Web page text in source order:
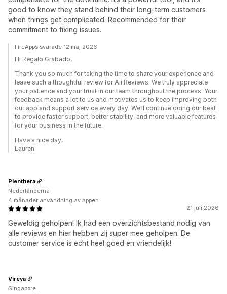
good to know they stand behind their long-term customers
when things get complicated. Recommended for their
commitment to fixing issues.
FireApps svarade 12 maj 2026
Hi Regalo Grabado,
Thank you so much for taking the time to share your experience and
leave such a thoughtful review for Ali Reviews. We truly appreciate
your patience and your trust in our team throughout the process. Your
feedback means a lot to us and motivates us to keep improving both
our app and support service every day. We’ll continue doing our best
to provide faster support, better stability, and more valuable features
for your business in the future.
Have a nice day,
Lauren
21 juli 2026
Geweldig geholpen! Ik had een overzichtsbestand nodig van
alle reviews en hier hebben zij super mee geholpen. De
customer service is echt heel goed en vriendelijk!
Plenthera
Nederländerna
4 månader användning av appen
Vireva
Singapore